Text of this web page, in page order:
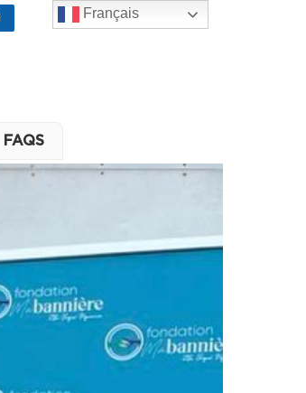
FAQS
Français